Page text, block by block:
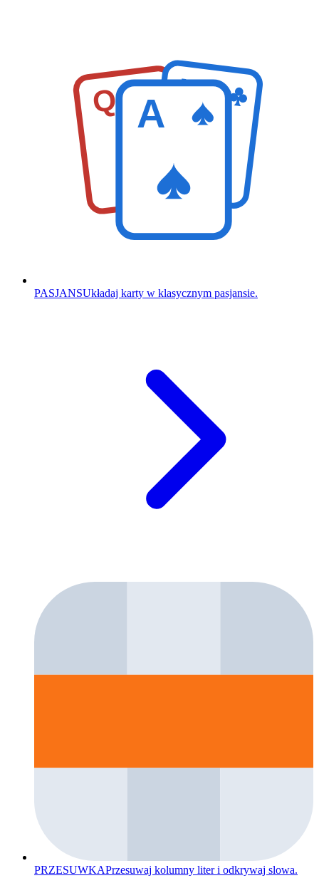
Q K
A
PASJANSUkładaj karty w klasycznym pasjansie.
PRZESUWKAPrzesuwaj kolumny liter i odkrywaj slowa.